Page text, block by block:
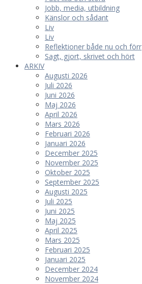
Jobb, media, utbildning
Känslor och sådant
Liv
Liv
Reflektioner både nu och förr
Sagt, gjort, skrivet och hört
ARKIV
Augusti 2026
Juli 2026
Juni 2026
Maj 2026
April 2026
Mars 2026
Februari 2026
Januari 2026
December 2025
November 2025
Oktober 2025
September 2025
Augusti 2025
Juli 2025
Juni 2025
Maj 2025
April 2025
Mars 2025
Februari 2025
Januari 2025
December 2024
November 2024